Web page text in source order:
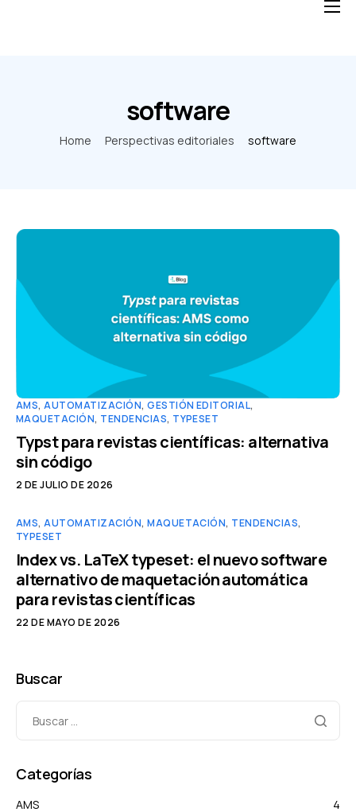
Nosotros
software
Home Perspectivas editoriales software
AMS,AUTOMATIZACIÓN,GESTIÓN EDITORIAL,
MAQUETACIÓN, TENDENCIAS, TYPESET
Typst para revistas científicas: alternativa
sin código
2 DE JULIO DE 2026
AMS,AUTOMATIZACIÓN,MAQUETACIÓN, TENDENCIAS,
TYPESET
Index vs. LaTeX typeset: el nuevo software
alternativo de maquetación automática
para revistas científicas
22 DE MAYO DE 2026
Buscar
Categorías
AMS
4